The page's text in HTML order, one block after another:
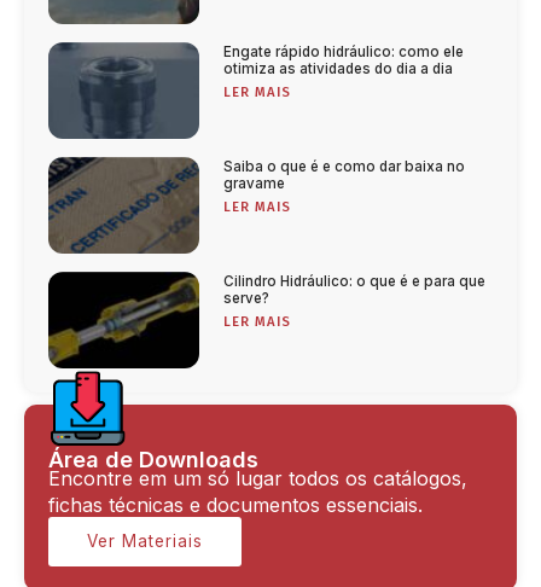
Engate rápido hidráulico: como ele
otimiza as atividades do dia a dia
LER MAIS
Saiba o que é e como dar baixa no
gravame
LER MAIS
Cilindro Hidráulico: o que é e para que
serve?
LER MAIS
Área de Downloads
Encontre em um só lugar todos os catálogos,
fichas técnicas e documentos essenciais.
Ver Materiais